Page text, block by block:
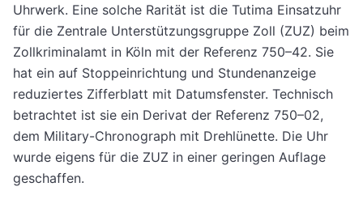
Uhrwerk. Eine solche Rarität ist die Tutima Einsatzuhr
für die Zentrale Unterstützungsgruppe Zoll (ZUZ) beim
Zollkriminalamt in Köln mit der Referenz 750–42. Sie
hat ein auf Stoppeinrichtung und Stundenanzeige
reduziertes Zifferblatt mit Datumsfenster. Technisch
betrachtet ist sie ein Derivat der Referenz 750–02,
dem Military-Chronograph mit Drehlünette. Die Uhr
wurde eigens für die ZUZ in einer geringen Auflage
geschaffen.